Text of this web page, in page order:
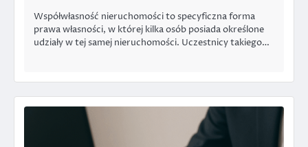
Współwłasność nieruchomości to specyficzna forma
prawa własności, w której kilka osób posiada określone
udziały w tej samej nieruchomości. Uczestnicy takiego…